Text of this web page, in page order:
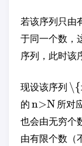
若该序列只由
于同一个数，
序列，此时该
现设该序列
的 n>N 所对
也会由无穷个
由有限个数（